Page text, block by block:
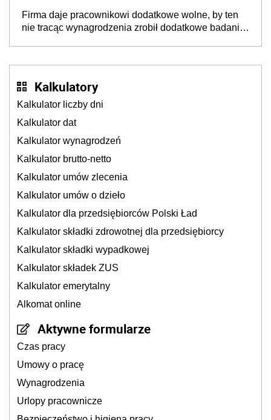
Firma daje pracownikowi dodatkowe wolne, by ten
nie tracąc wynagrodzenia zrobił dodatkowe badania.
Kalkulatory
Kalkulator liczby dni
Kalkulator dat
Kalkulator wynagrodzeń
Kalkulator brutto-netto
Kalkulator umów zlecenia
Kalkulator umów o dzieło
Kalkulator dla przedsiębiorców Polski Ład
Kalkulator składki zdrowotnej dla przedsiębiorcy
Kalkulator składki wypadkowej
Kalkulator składek ZUS
Kalkulator emerytalny
Alkomat online
Aktywne formularze
Czas pracy
Umowy o pracę
Wynagrodzenia
Urlopy pracownicze